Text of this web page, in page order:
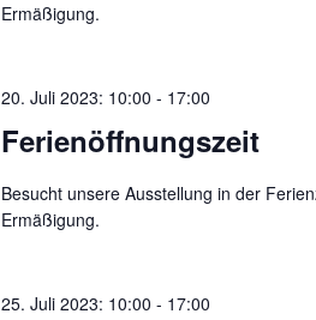
Ermäßigung.
Ferienöffnungszeit
20. Juli 2023: 10:00 - 17:00
Besucht unsere Ausstellung in der
Ermäßigung.
25. Juli 2023: 10:00 - 17:00